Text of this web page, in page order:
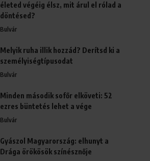
életed végéig élsz, mit árul el rólad a
döntésed?
Bulvár
Melyik ruha illik hozzád? Derítsd ki a
személyiségtípusodat
Bulvár
Minden második sofőr elköveti: 52
ezres büntetés lehet a vége
Bulvár
Gyászol Magyarország: elhunyt a
Drága örökösök színésznője